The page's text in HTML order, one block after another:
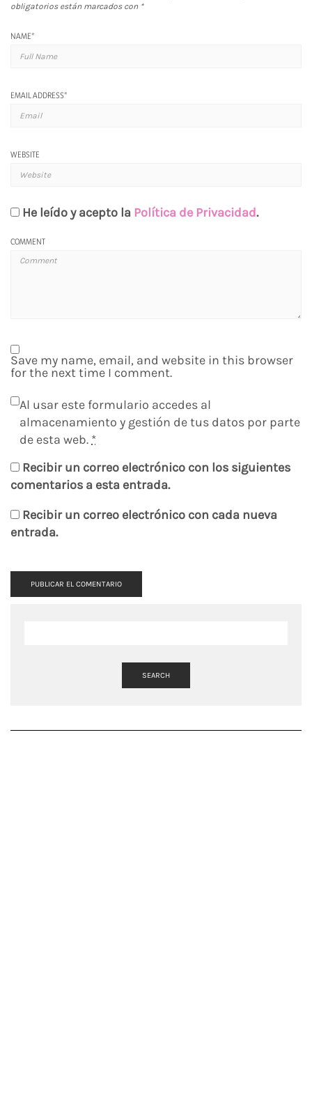
obligatorios están marcados con *
NAME*
EMAIL ADDRESS*
WEBSITE
He leído y acepto la Política de Privacidad.
COMMENT
Save my name, email, and website in this browser
for the next time I comment.
Al usar este formulario accedes al
almacenamiento y gestión de tus datos por parte
de esta web. *
Recibir un correo electrónico con los siguientes
comentarios a esta entrada.
Recibir un correo electrónico con cada nueva
entrada.
SEARCH